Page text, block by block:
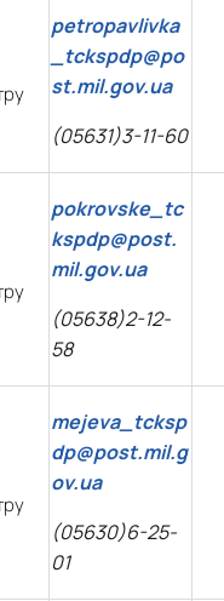
petropavlivka
_tckspdp@po
st.mil.gov.ua
(05631)3-11-60
pokrovske_tc
kspdp@post.
mil.gov.ua
(05638)2-12-
58
mejeva_tcksp
dp@post.mil.g
ov.ua
(05630)6-25-
01